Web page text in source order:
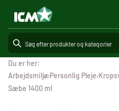
Du er her:
Arbejdsmiljø/Personlig Pleje/
Sæbe 1400 ml